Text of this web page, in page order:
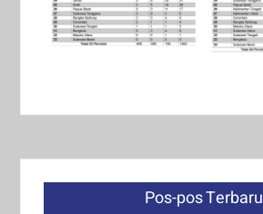
Pos-pos Terbaru